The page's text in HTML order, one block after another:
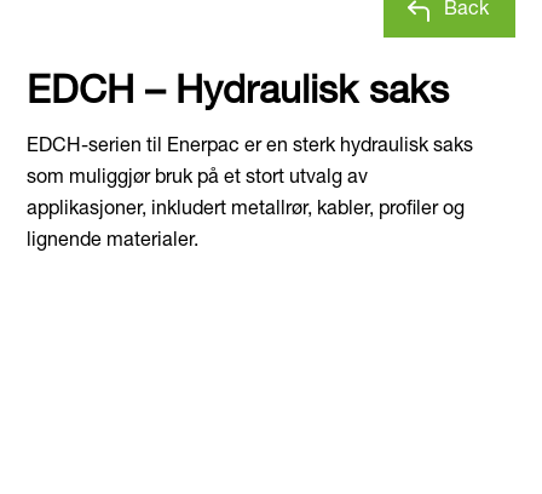
EDCH – Hydraulisk saks
EDCH-serien til Enerpac er en sterk hydraulisk saks
som muliggjør bruk på et stort utvalg av
applikasjoner, inkludert metallrør, kabler, profiler og
lignende materialer.
Back